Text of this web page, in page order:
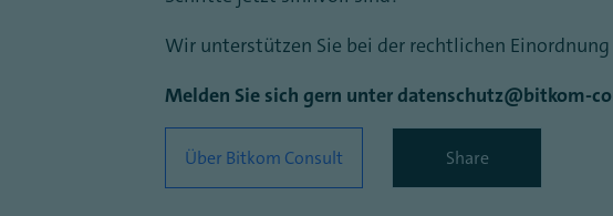
Wir unterstützen Sie bei der rechtlichen
Melden Sie sich gern unter datenschutz@bitkom-
Über Bitkom Consult Share